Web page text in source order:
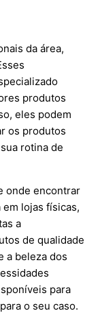
da área,
produtos
eles podem
os produtos
rotina de
onde encontrar
lojas físicas,
a
de qualidade
a beleza dos
para
o seu caso.